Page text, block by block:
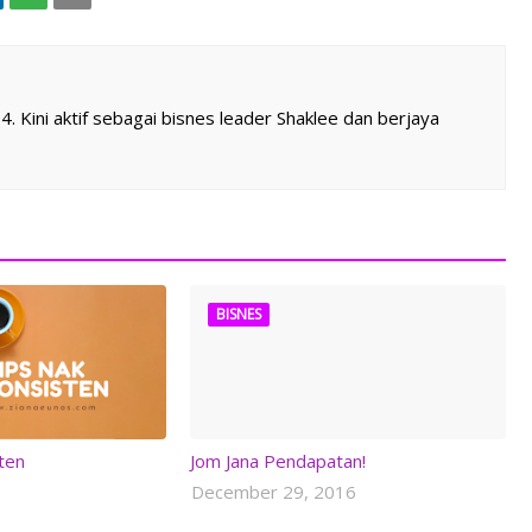
Kini aktif sebagai bisnes leader Shaklee dan berjaya
BISNES
Jom Jana Pendapatan!
December 29, 2016